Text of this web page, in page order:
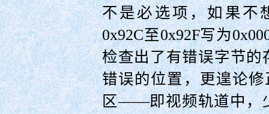
不是必选项，如果不
0x92C至0x92F写为
检查出了有错误字节
错误的位置，更遑论
区——即视频轨道中，